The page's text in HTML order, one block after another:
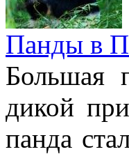
Панды в
Большая
дикой
панда